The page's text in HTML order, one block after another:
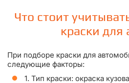
Что стоит
краски для
При подборе краски для
следующие факторы:
1. Тип краски: окраска